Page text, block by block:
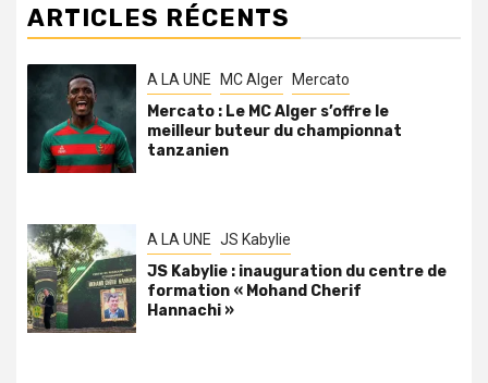
ARTICLES RÉCENTS
A LA UNE MC Alger Mercato
Mercato : Le MC Alger s’offre le
meilleur buteur du championnat
tanzanien
A LA UNE JS Kabylie
JS Kabylie : inauguration du centre de
formation « Mohand Cherif
Hannachi »